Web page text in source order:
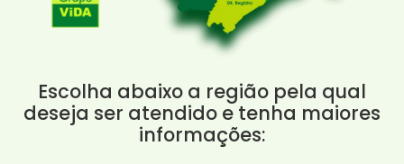
Escolha abaixo a região pela qual
deseja ser atendido e tenha maiores
informações: